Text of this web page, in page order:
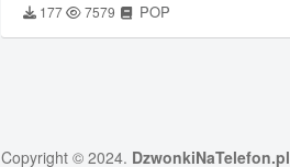
177 7579 POP
Copyright © 2024. DzwonkiNaTelefon.pl